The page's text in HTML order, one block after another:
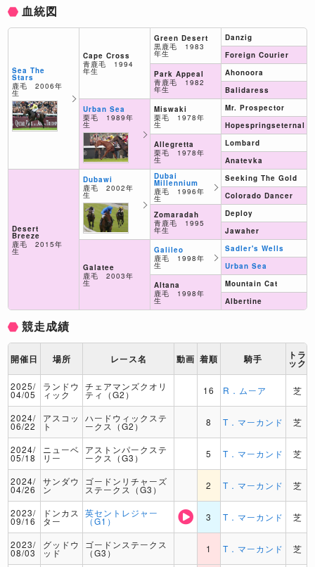
血統図
Sea The
Stars
鹿毛 2006年
生
Desert
Breeze
鹿毛 2015年
生
Cape Cross
青鹿毛 1994
年生
Urban Sea
栗毛 1989年
生
Dubawi
鹿毛 2002年
生
Galatee
鹿毛 2003年
生
Green Desert
黒鹿毛 1983
年生
Park Appeal
青鹿毛 1982
年生
Miswaki
栗毛 1978年
生
Allegretta
栗毛 1978年
生
Dubai
Millennium
鹿毛 1996年
生
Zomaradah
青鹿毛 1995
年生
Galileo
鹿毛 1998年
生
Altana
鹿毛 1998年
生
Danzig
Foreign Courier
Ahonoora
Balidaress
Mr. Prospector
Hopespringseternal
Lombard
Anatevka
Seeking The Gold
Colorado Dancer
Deploy
Jawaher
Sadler's Wells
Urban Sea
Mountain Cat
Albertine
競走成績
開催日 場所 レース名 動画 着順 騎手 トラ
ック
2025/
04/05
ランドウ
ィック
チェアマンズクオリ
ティ（G2） 16 R．ムーア 芝
2024/
06/22
アスコッ
ト
ハードウィックステ
ークス（G2） 8 T．マーカンド 芝
2024/
05/18
ニューベ
リー
アストンパークステ
ークス（G3） 5 T．マーカンド 芝
2024/
04/26
サンダウ
ン
ゴードンリチャーズ
ステークス（G3） 2 T．マーカンド 芝
2023/
09/16
ドンカス
ター
英セントレジャー
（G1） 3 T．マーカンド 芝
2023/
08/03
グッドウ
ッド
ゴードンステークス
（G3） 1 T．マーカンド 芝